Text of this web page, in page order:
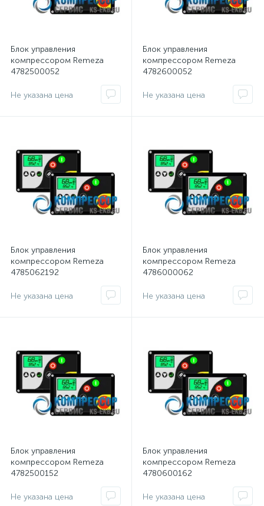
Блок управления
компрессором Remeza
4782500052
Не указана цена
Блок управления
компрессором Remeza
4782600052
Не указана цена
Блок управления
компрессором Remeza
4785062192
Не указана цена
Блок управления
компрессором Remeza
4786000062
Не указана цена
Блок управления
компрессором Remeza
4782500152
Не указана цена
Блок управления
компрессором Remeza
4780600162
Не указана цена